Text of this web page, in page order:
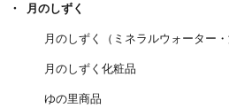
月のしずく
月のしずく（ミネラルウォーター・
月のしずく化粧品
ゆの里商品